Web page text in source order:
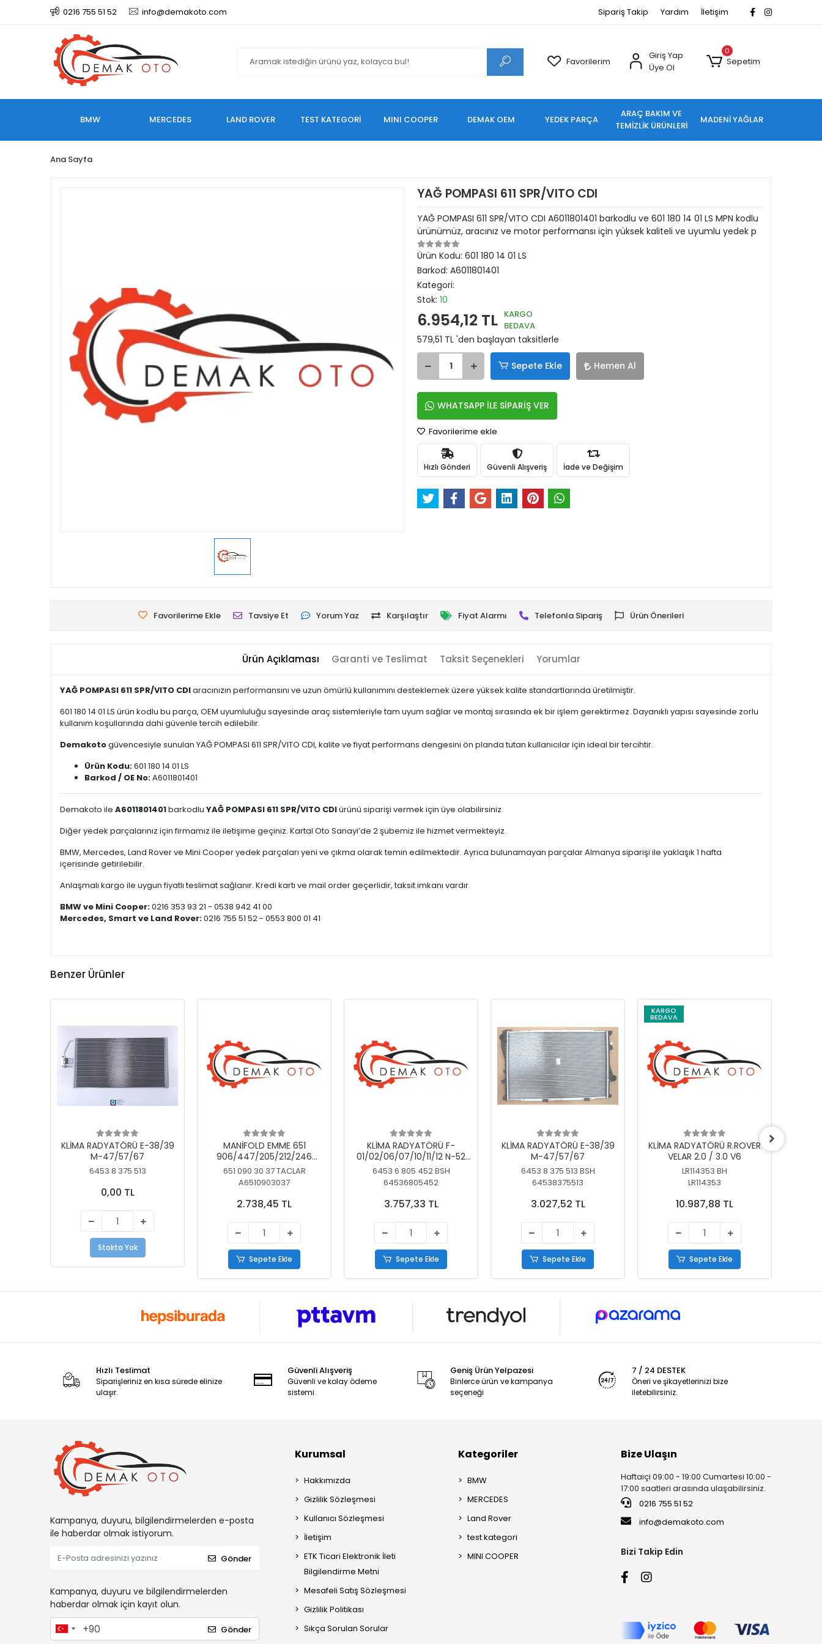
0216 755 51 52 info@demakoto.com Sipariş Takip Yardım İletişim
Favorilerim
Giriş Yap
Üye Ol
0
Sepetim
BMW MERCEDES LAND ROVER TEST KATEGORİ MINI COOPER DEMAK OEM YEDEK PARÇA
ARAÇ BAKIM VE
TEMİZLİK ÜRÜNLERİ
MADENİ YAĞLAR
Ana Sayfa
YAĞ POMPASI 611 SPR/VITO CDI
YAĞ POMPASI 611 SPR/VITO CDI A6011801401 barkodlu ve 601 180 14 01 LS MPN kodlu
ürünümüz, aracınız ve motor performansı için yüksek kaliteli ve uyumlu yedek p
Ürün Kodu: 601 180 14 01 LS
Barkod: A6011801401
Kategori:
Stok: 10
6.954,12 TL KARGO
BEDAVA
579,51 TL 'den başlayan taksitlerle
Sepete Ekle Hemen Al
WHATSAPP İLE SİPARİŞ VER
Favorilerime ekle
Hızlı Gönderi Güvenli Alışveriş İade ve Değişim
Favorilerime Ekle Tavsiye Et Yorum Yaz Karşılaştır Fiyat Alarmı Telefonla Sipariş Ürün Önerileri
Ürün Açıklaması Garanti ve Teslimat Taksit Seçenekleri Yorumlar
YAĞ POMPASI 611 SPR/VITO CDIaracınızın performansını ve uzun ömürlü kullanımını desteklemek üzere yüksek kalite standartlarında üretilmiştir.
601 180 14 01 LS ürün kodlu bu parça, OEM uyumluluğu sayesinde araç sistemleriyle tam uyum sağlar ve montaj sırasında ek bir işlem gerektirmez. Dayanıklı yapısı sayesinde zorlu
kullanım koşullarında dahi güvenle tercih edilebilir.
Demakotogüvencesiyle sunulan YAĞ POMPASI 611 SPR/VITO CDI, kalite ve fiyat performans dengesini ön planda tutan kullanıcılar için ideal bir tercihtir.
Ürün Kodu:601 180 14 01 LS
Barkod / OE No:A6011801401
Demakoto ile A6011801401barkodlu YAĞ POMPASI 611 SPR/VITO CDIürünü siparişi vermek için üye olabilirsiniz.
Diğer yedek parçalarınız için firmamız ile iletişime geçiniz. Kartal Oto Sanayi’de 2 şubemiz ile hizmet vermekteyiz.
BMW, Mercedes, Land Rover ve Mini Cooper yedek parçaları yeni ve çıkma olarak temin edilmektedir. Ayrıca bulunamayan parçalar Almanya siparişi ile yaklaşık 1 hafta
içerisinde getirilebilir.
Anlaşmalı kargo ile uygun fiyatlı teslimat sağlanır. Kredi kartı ve mail order geçerlidir, taksit imkanı vardır.
BMW ve Mini Cooper:0216 353 93 21 - 0538 942 41 00
Mercedes, Smart ve Land Rover:0216 755 51 52 - 0553 800 01 41
Benzer Ürünler
KLİMA RADYATÖRÜ E-38/39
M-47/57/67
6453 8 375 513
0,00 TL
Stokta Yok
MANİFOLD EMME 651
906/447/205/212/246
KELEBEKSİZ
651 090 30 37 TACLAR
A6510903037
2.738,45 TL
Sepete Ekle
KLİMA RADYATÖRÜ F-
01/02/06/07/10/11/12 N-52
N/N-53/57/63
6453 6 805 452 BSH
64536805452
3.757,33 TL
Sepete Ekle
KLİMA RADYATÖRÜ E-38/39
M-47/57/67
6453 8 375 513 BSH
64538375513
3.027,52 TL
Sepete Ekle
KARGO
BEDAVA
KLİMA RADYATÖRÜ R.ROVER
VELAR 2.0 / 3.0 V6
LR114353 BH
LR114353
10.987,88 TL
Sepete Ekle
Hızlı Teslimat
Siparişleriniz en kısa sürede elinize
ulaşır.
Güvenli Alışveriş
Güvenli ve kolay ödeme
sistemi
Geniş Ürün Yelpazesi
Binlerce ürün ve kampanya
seçeneği
7 / 24 DESTEK
Öneri ve şikayetlerinizi bize
iletebilirsiniz.
Kampanya, duyuru, bilgilendirmelerden e-posta
ile haberdar olmak istiyorum.
Gönder
Kampanya, duyuru ve bilgilendirmelerden
haberdar olmak için kayıt olun.
Gönder
Kurumsal
Hakkımızda
Gizlilik Sözleşmesi
Kullanıcı Sözleşmesi
İletişim
ETK Ticari Elektronik İleti
Bilgilendirme Metni
Mesafeli Satış Sözleşmesi
Gizlilik Politikası
Sıkça Sorulan Sorular
Kategoriler
BMW
MERCEDES
Land Rover
test kategori
MINI COOPER
Bize Ulaşın
Haftaiçi 09:00 - 19:00 Cumartesi 10:00 -
17:00 saatleri arasında ulaşabilirsiniz.
0216 755 51 52
info@demakoto.com
Bizi Takip Edin